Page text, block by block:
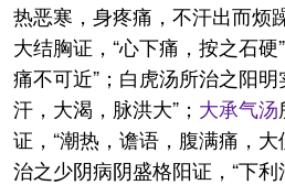
热恶寒，身疼痛，不汗出而烦
大结胸证，“心下痛，按之石硬
痛不可近”；白虎汤所治之阳
汗，大渴，脉洪大”； 大承气汤
证，“潮热，谵语，腹满痛，大
治之少阴病阴盛格阳证，“下